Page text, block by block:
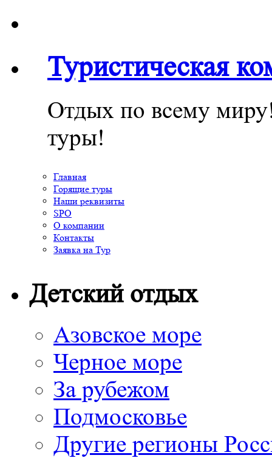
Туристическая
Отдых по всему
туры!
Главная
Горящие туры
Наши реквизиты
SPO
О компании
Контакты
Заявка на Тур
Детский отдых
Азовское море
Черное море
За рубежом
Подмосковье
Другие регионы